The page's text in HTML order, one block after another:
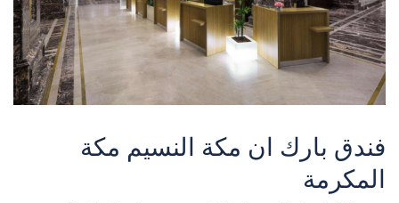
فندق بارك ان مكة النسيم مكة
المكرمة